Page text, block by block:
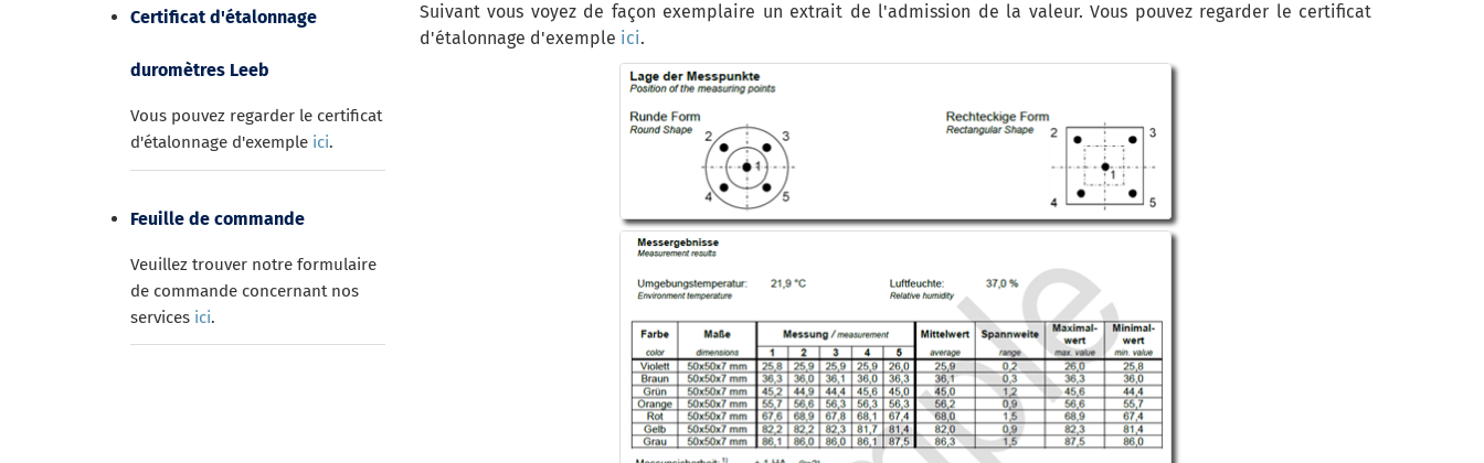
Certificat d'étalonnage
duromètres Leeb
Vous pouvez regarder le certificat
d'étalonnage d'exemple ici.
Feuille de commande
Veuillez trouver notre formulaire
de commande concernant nos
services ici.
Suivant vous voyez de façon exemplaire un extrait de l'admission de la valeur. Vous pouvez regarder le certificat
d'étalonnage d'exemple ici.